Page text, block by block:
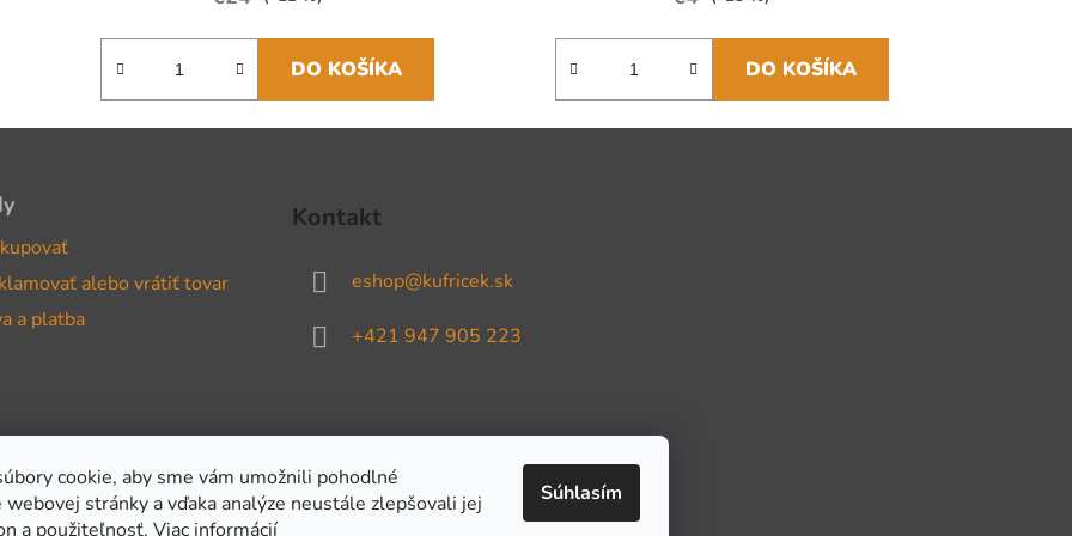
cookie, aby sme vám umožnili pohodlné
webovej stránky a vďaka analýze neustále zlepšovali jej
a použiteľnosť. Viac informácií
Súhlasím
DO KOŠÍKA DO KOŠÍKA
alebo vrátiť tovar
a platba
Kontakt
eshop@kufricek.sk
+421 947 905 223